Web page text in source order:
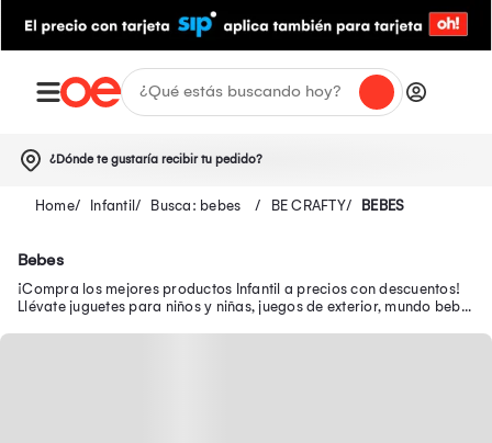
¿Dónde te gustaría recibir tu pedido?
Infantil Busca: bebes BE CRAFTY BEBES
Bebes
¡Compra los mejores productos Infantil a precios con descuentos!
Llévate juguetes para niños y niñas, juegos de exterior, mundo bebé,